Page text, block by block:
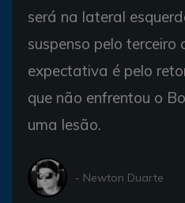
será na lateral
suspenso pelo
expectativa é pelo
que não enfrentou o
uma lesão.
- Newton Duarte